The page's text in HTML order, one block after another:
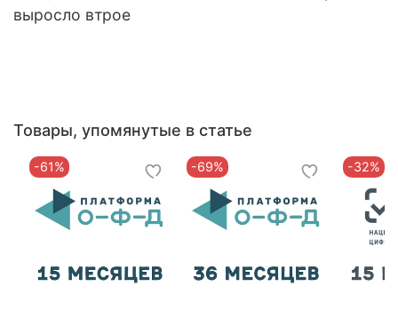
Товары, упомянутые в статье
-61% -69% -32%